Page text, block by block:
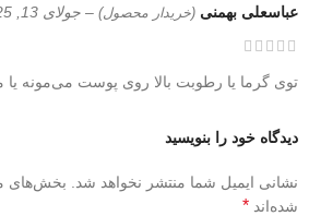
عباسعلی بهمنی (خریدار محصول) – جولای 13, 2025
توی گرما یا رطوبت بالا روی پوست می‌مونه یا
دیدگاه خود را بنویسید
نشانی ایمیل شما منتشر نخواهد شد.
بخش‌های
شده‌اند *